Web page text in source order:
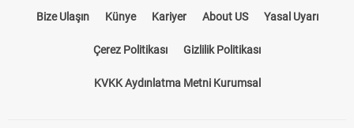
Bize Ulaşın Künye Kariyer About US Yasal Uyarı
Çerez Politikası Gizlilik Politikası
KVKK Aydınlatma Metni Kurumsal